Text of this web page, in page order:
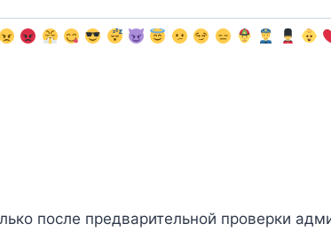
после предварительной проверки